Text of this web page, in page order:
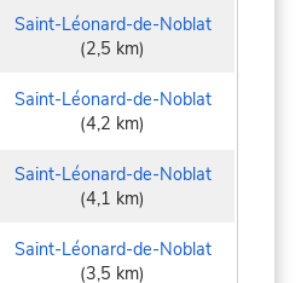
Saint-Léonard-de-Noblat
(2,5 km)
Saint-Léonard-de-Noblat
(4,2 km)
Saint-Léonard-de-Noblat
(4,1 km)
Saint-Léonard-de-Noblat
(3,5 km)